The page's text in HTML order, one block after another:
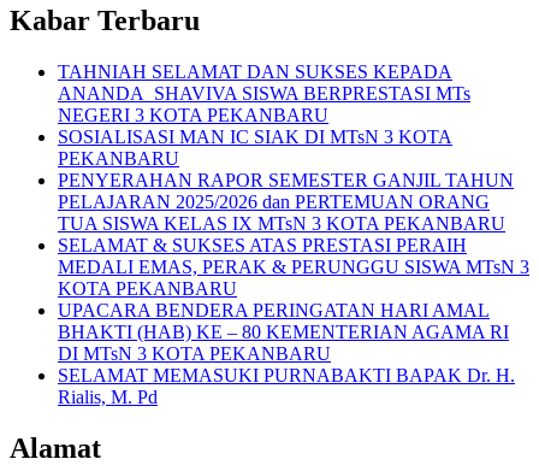
Kabar Terbaru
TAHNIAH SELAMAT DAN SUKSES KEPADA
ANANDA SHAVIVA SISWA BERPRESTASI MTs
NEGERI 3 KOTA PEKANBARU
SOSIALISASI MAN IC SIAK DI MTsN 3 KOTA
PEKANBARU
PENYERAHAN RAPOR SEMESTER GANJIL TAHUN
PELAJARAN 2025/2026 dan PERTEMUAN ORANG
TUA SISWA KELAS IX MTsN 3 KOTA PEKANBARU
SELAMAT & SUKSES ATAS PRESTASI PERAIH
MEDALI EMAS, PERAK & PERUNGGU SISWA MTsN 3
KOTA PEKANBARU
UPACARA BENDERA PERINGATAN HARI AMAL
BHAKTI (HAB) KE – 80 KEMENTERIAN AGAMA RI
DI MTsN 3 KOTA PEKANBARU
SELAMAT MEMASUKI PURNABAKTI BAPAK Dr. H.
Rialis, M. Pd
Alamat